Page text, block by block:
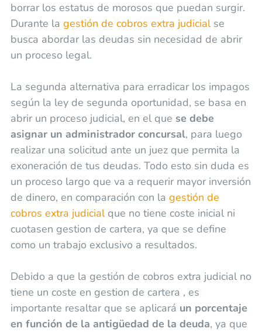
borrar los estatus de morosos que puedan surgir.
Durante la gestión de cobros extra judicialse
busca abordar las deudas sin necesidad de abrir
un proceso legal.
La segunda alternativa para erradicar los impagos
según la ley de segunda oportunidad, se basa en
abrir un proceso judicial, en el que se debe
asignar un administrador concursal, para luego
realizar una solicitud ante un juez que permita la
exoneración de tus deudas. Todo esto sin duda es
un proceso largo que va a requerir mayor inversión
de dinero, en comparación con la gestión de
cobros extra judicialque no tiene coste inicial ni
cuotasen gestion de cartera, ya que se define
como un trabajo exclusivo a resultados.
Debido a que la gestión de cobros extra judicial no
tiene un coste en gestion de cartera , es
importante resaltar que se aplicará un porcentaje
en función de la antigüedad de la deuda, ya que